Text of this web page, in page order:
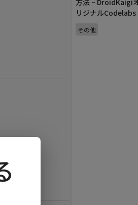
リジナルCodelabs
その他